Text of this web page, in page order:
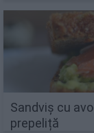
Sandviș cu
prepeliță